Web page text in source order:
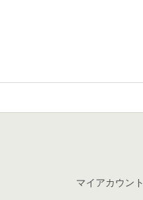
マイアカウント